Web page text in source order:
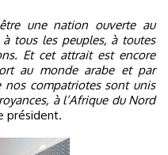
une nation ouverte au
tous les peuples, à toutes
Et cet attrait est encore
au monde arabe et par
nos compatriotes sont unis
à l’Afrique du Nord
président.